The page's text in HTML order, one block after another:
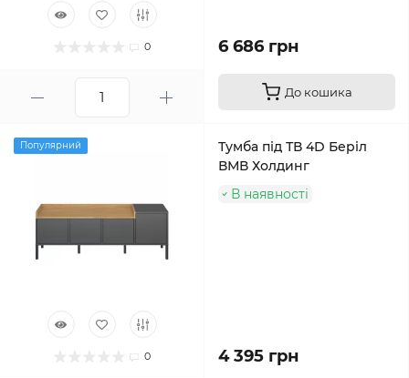
0 6 686 грн
До кошика
Популярний
0
Тумба під ТВ 4D Беріл
ВМВ Холдинг
В наявності
4 395 грн